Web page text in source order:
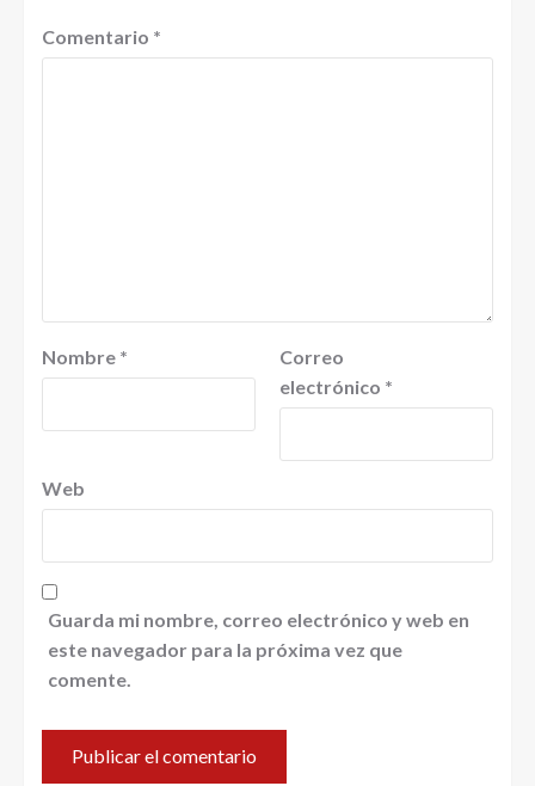
Comentario *
Nombre *
Correo
electrónico *
Web
Guarda mi nombre, correo electrónico y web en
este navegador para la próxima vez que
comente.